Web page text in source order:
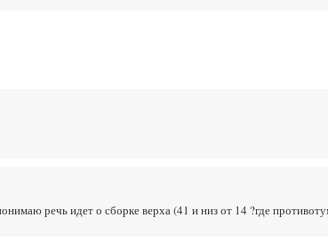
речь идет о сборке верха (41 и низ от 14 ?где